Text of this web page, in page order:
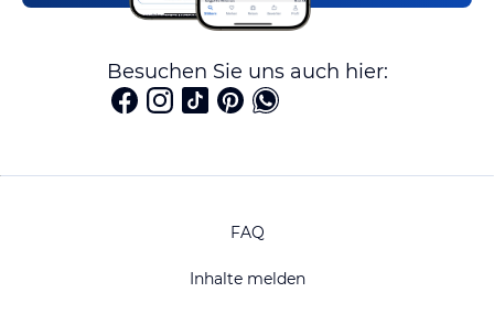
Besuchen Sie uns auch hier:
FAQ
Inhalte melden